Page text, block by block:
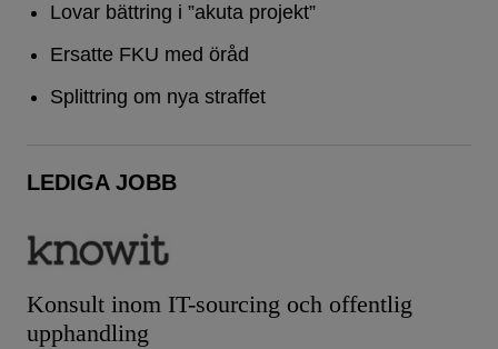
Lovar bättring i ”akuta projekt”
Ersatte FKU med öråd
Splittring om nya straffet
LEDIGA JOBB
Konsult inom IT-sourcing och offentlig
upphandling